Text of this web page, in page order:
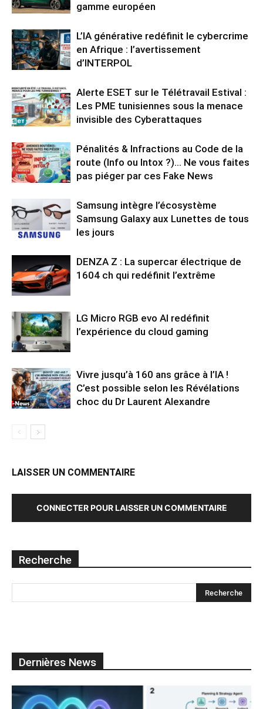
gamme européen
L’IA générative redéfinit le cybercrime
en Afrique : l’avertissement
d’INTERPOL
Alerte ESET sur le Télétravail Estival :
Les PME tunisiennes sous la menace
invisible des Cyberattaques
Pénalités & Infractions au Code de la
route (Info ou Intox ?)… Ne vous faites
pas piéger par ces Fake News
Samsung intègre l’écosystème
Samsung Galaxy aux Lunettes de tous
les jours
DENZA Z : La supercar électrique de
1604 ch qui redéfinit l’extrême
LG Micro RGB evo AI redéfinit
l’expérience du cloud gaming
Vivre jusqu’à 160 ans grâce à l’IA !
C’est possible selon les Révélations
choc du Dr Laurent Alexandre
LAISSER UN COMMENTAIRE
CONNECTER POUR LAISSER UN COMMENTAIRE
Recherche
Dernières News